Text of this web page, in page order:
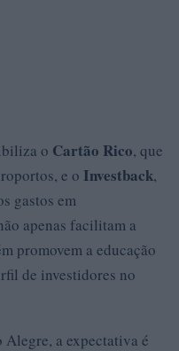
o Cartão Rico, que
e o Investback,
gastos em
apenas facilitam a
promovem a educação
de investidores no
Alegre, a expectativa é